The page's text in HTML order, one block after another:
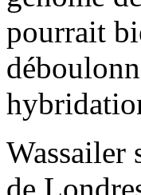
pourrait
Wassailer
de